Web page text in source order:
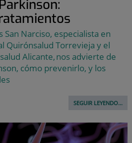
San Narciso, especialista en
Quirónsalud Torrevieja y el
Alicante, nos advierte de
cómo prevenirlo, y los
SEGUIR LEYENDO...